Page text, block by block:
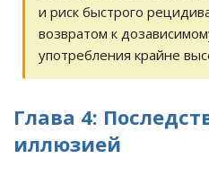
и риск быстрого
возвратом к
употребления крайне
Глава 4:
иллюзией